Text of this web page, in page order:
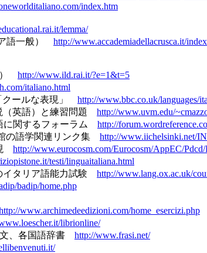
index.htm
lemma/
語一般） http://www.accademiadellacrusca.it/
） http://www.ild.rai.it/?e=1&t=5
italiano.html
クールな表現」 http://www.bbc.co.uk/languages/
（英語）と練習問題 http://www.uvm.edu/
に関するフォーラム http://
の語学関連リンク集 http://www.iichelsinki.net/
http://www.eurocosm.com/Eurocosm/AppEC/
testi/linguaitaliana.html
イタリア語能力試験 http://www.lang.ox.ac.uk/
badip/home.php
www.archimedeedizioni.com/home_esercizi.php
librionline/
、各国語辞書 http://www.frasi.net/